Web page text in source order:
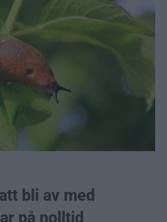
bli av med
på nolltid